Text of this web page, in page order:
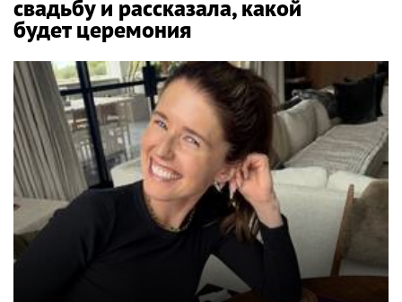
свадьбу и рассказала, какой
будет церемония